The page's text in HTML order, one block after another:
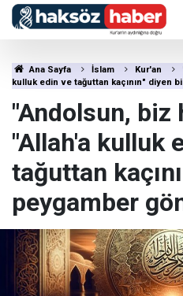
Ana Sayfa İslam Kur'an
kulluk edin ve tağuttan kaçının" diyen
"Andolsun, biz
"Allah'a kulluk
tağuttan
peygamber